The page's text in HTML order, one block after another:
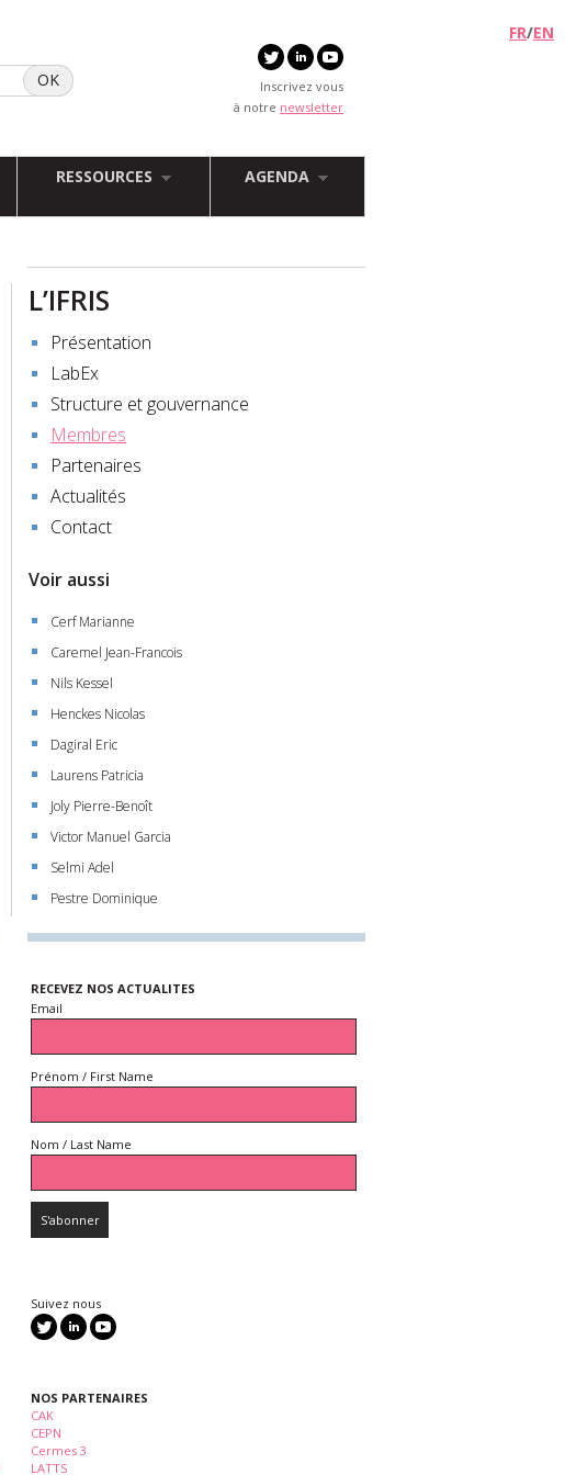
Inscrivez vous
à notre newsletter
FR/EN
RESSOURCES AGENDA
L’IFRIS
Présentation
LabEx
Structure et gouvernance
Membres
Partenaires
Actualités
Contact
Voir aussi
Cerf Marianne
Caremel Jean-Francois
Nils Kessel
Henckes Nicolas
Dagiral Eric
Laurens Patricia
Joly Pierre-Benoît
Victor Manuel Garcia
Selmi Adel
Pestre Dominique
RECEVEZ NOS ACTUALITES
Email
Prénom / First Name
Nom / Last Name
Suivez nous
NOS PARTENAIRES
CAK
CEPN
Cermes 3
LATTS